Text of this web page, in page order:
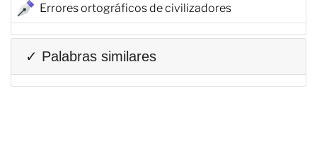
Errores ortográficos de civilizadores
✓ Palabras similares